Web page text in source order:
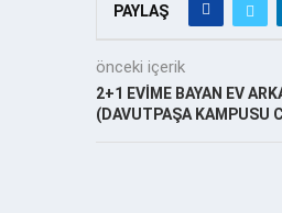
PAYLAŞ
önceki içerik
2+1 EVİME BAYAN EV
(DAVUTPAŞA KAMPUSU